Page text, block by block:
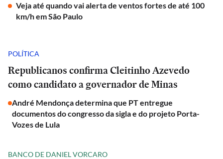
Veja até quando vai alerta de ventos fortes de até 100
km/h em São Paulo
POLÍTICA
Republicanos confirma Cleitinho Azevedo
como candidato a governador de Minas
André Mendonça determina que PT entregue
documentos do congresso da sigla e do projeto Porta-
Vozes de Lula
BANCO DE DANIEL VORCARO